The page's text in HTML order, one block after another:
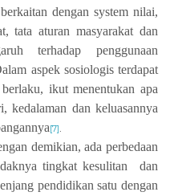
dengan system nilai,
tata aturan masyarakat dan
terhadap penggunaan
aspek sosiologis terdapat
ikut menentukan apa
kedalaman dan keluasannya
[7]
demikian, ada perbedaan
tingkat kesulitan dan
pendidikan satu dengan